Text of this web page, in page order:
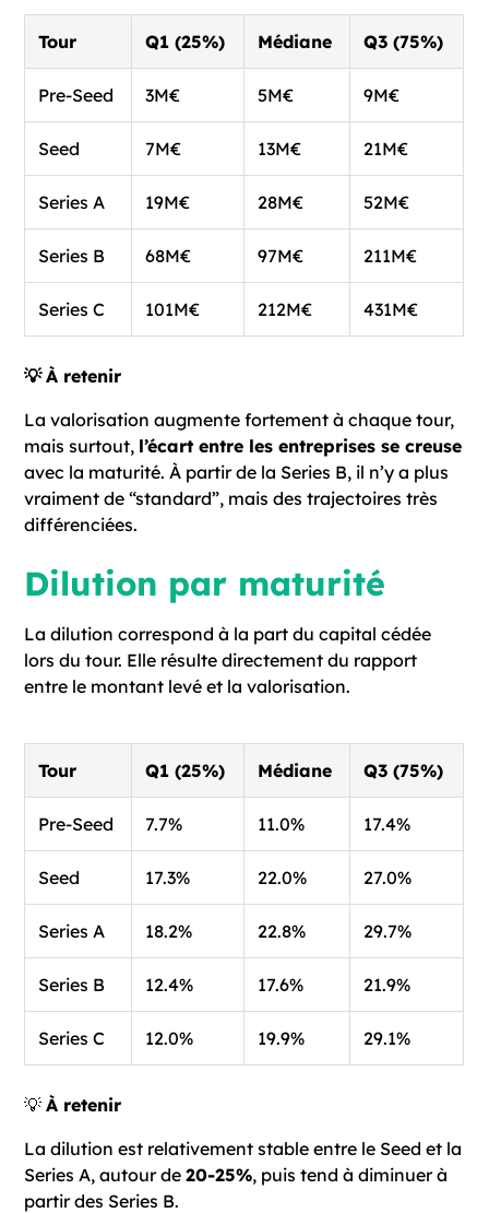
Tour Q1 (25%) Médiane Q3 (75%)
Pre-Seed 3M€ 5M€ 9M€
Seed 7M€ 13M€ 21M€
Series A 19M€ 28M€ 52M€
Series B 68M€ 97M€ 211M€
Series C 101M€ 212M€ 431M€
💡 À retenir
La valorisation augmente fortement à chaque tour,
mais surtout, l’écart entre les entreprises se creuse
avec la maturité. À partir de la Series B, il n’y a plus
vraiment de “standard”, mais des trajectoires très
différenciées.
Dilution par maturité
La dilution correspond à la part du capital cédée
lors du tour. Elle résulte directement du rapport
entre le montant levé et la valorisation.
Tour Q1 (25%) Médiane Q3 (75%)
Pre-Seed 7.7% 11.0% 17.4%
Seed 17.3% 22.0% 27.0%
Series A 18.2% 22.8% 29.7%
Series B 12.4% 17.6% 21.9%
Series C 12.0% 19.9% 29.1%
💡À retenir
La dilution est relativement stable entre le Seed et la
Series A, autour de20-25%, puis tend à diminuer à
partir des Series B.